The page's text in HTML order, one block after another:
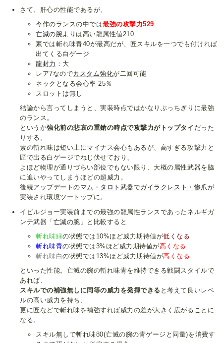
さて、肝心の性能であるが、
今作のランスの中では最強の攻撃力529
亡滅の腕よりは高い龍属性値210
素では斬れ味青40が最高だが、匠スキルを一つでも付ければ
出てくる白ゲージ
龍封力 ：大
レア7なのでカスタム強化が二回可能
ネックとなる会心率-25％
スロットは無し
結論から言ってしまうと、実装時点ではかなりぶっちぎりに最強
のランス。
というか強化前の悲哀の重鎗の時点で攻撃力がトップタイ だった
りする。
素の斬れ味は短い上にマイナス会心もあるが、高すぎる攻撃力と
匠で出る白ゲージでねじ伏せており、
よほど物理が通りづらい部位でもない限り、大概の属性武器を脇
に追いやってしまうほどの超威力。
後続アップデートのマム・タロト武器でガイラクレスト・惨爪が
実装され環境ツートップに。
イビルジョー実装前までの最強の龍属性ランスであったネルギガ
ンテ武器「亡滅の腕 」と比較すると
斬れ味緑の状態では10%ほど威力期待値が低くなる
斬れ味青の状態では3%ほど威力期待値が高くなる
斬れ味白の状態では13%ほど威力期待値が高くなる
といった性能。亡滅の腕の斬れ味青を維持できる戦闘スタイルで
あれば、
スキルでの補強無しに同等の威力を発揮できる と考えて良いレベ
ルの高い威力を持ち、
更に匠などで斬れ味を補強すれば威力の差が大きく広がることに
なる。
スキル無しで斬れ味80(亡滅の腕の青ゲージと同量)を消費す